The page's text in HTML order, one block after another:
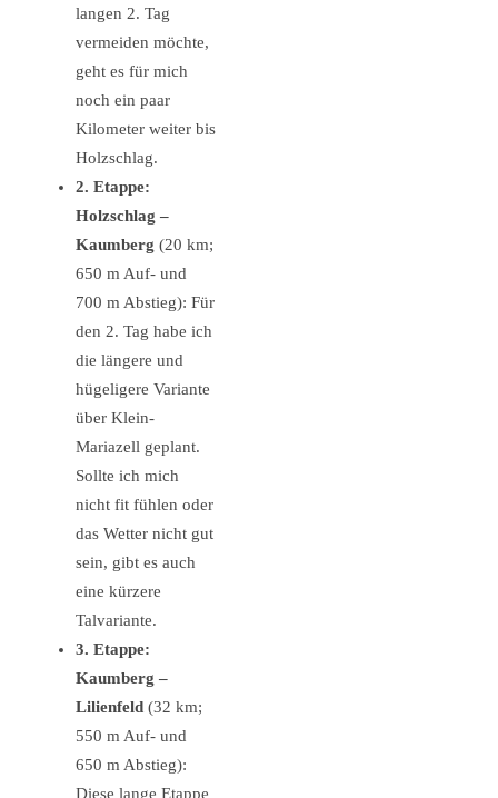
langen 2. Tag
vermeiden möchte,
geht es für mich
noch ein paar
Kilometer weiter bis
Holzschlag.
2. Etappe:
Holzschlag –
Kaumberg (20 km;
650 m Auf- und
700 m Abstieg): Für
den 2. Tag habe ich
die längere und
hügeligere Variante
über Klein-
Mariazell geplant.
Sollte ich mich
nicht fit fühlen oder
das Wetter nicht gut
sein, gibt es auch
eine kürzere
Talvariante.
3. Etappe:
Kaumberg –
Lilienfeld (32 km;
550 m Auf- und
650 m Abstieg):
Diese lange Etappe